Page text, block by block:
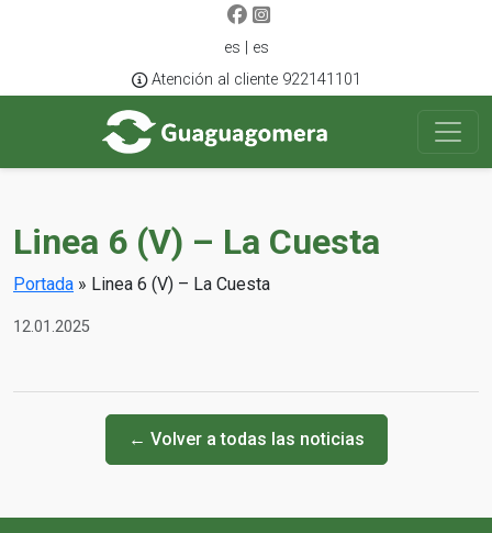
es | es
Atención al cliente 922141101
Linea 6 (V) – La Cuesta
Portada » Linea 6 (V) – La Cuesta
12.01.2025
← Volver a todas las noticias